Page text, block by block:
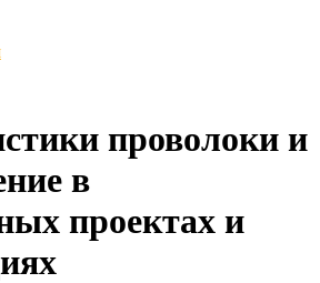
проволоки и
в
проектах и